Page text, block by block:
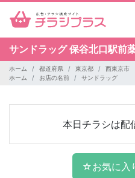
サンドラッグ保谷北口駅前
ホーム 都道府県 東京都
西東京市
ホーム
お店の名前 サンドラッグ
本日チラシは配